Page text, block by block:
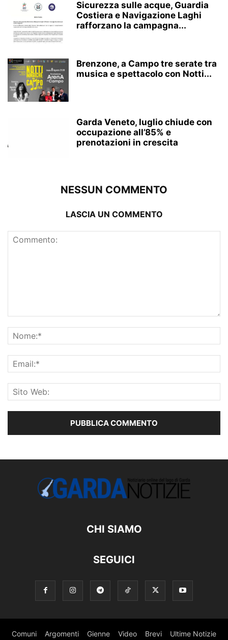
Sicurezza sulle acque, Guardia
Costiera e Navigazione Laghi
rafforzano la campagna...
Brenzone, a Campo tre serate tra
musica e spettacolo con Notti...
Garda Veneto, luglio chiude con
occupazione all’85% e
prenotazioni in crescita
NESSUN COMMENTO
LASCIA UN COMMENTO
CHI SIAMO
SEGUICI
Comuni Argomenti Gienne Video Brevi Ultime Notizie